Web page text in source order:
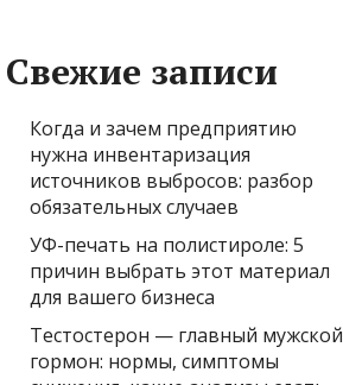
Свежие записи
Когда и зачем предприятию
нужна инвентаризация
источников выбросов: разбор
обязательных случаев
УФ-печать на полистироле: 5
причин выбрать этот материал
для вашего бизнеса
Тестостерон — главный мужской
гормон: нормы, симптомы